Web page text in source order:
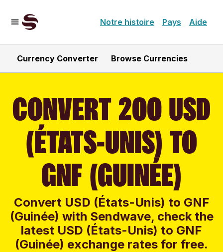
Notre histoire Pays Aide
Currency Converter Browse Currencies
CONVERT 200 USD
(ÉTATS-UNIS) TO
GNF (GUINÉE)
Convert USD (États-Unis) to GNF
(Guinée) with Sendwave, check the
latest USD (États-Unis) to GNF
(Guinée) exchange rates for free.